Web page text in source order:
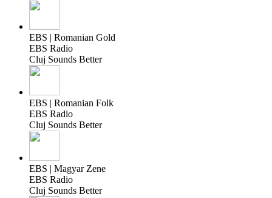
EBS | Romanian Gold
EBS Radio
Cluj Sounds Better
EBS | Romanian Folk
EBS Radio
Cluj Sounds Better
EBS | Magyar Zene
EBS Radio
Cluj Sounds Better